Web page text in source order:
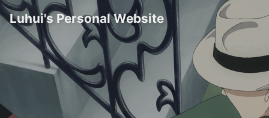
Luhui's Personal Website